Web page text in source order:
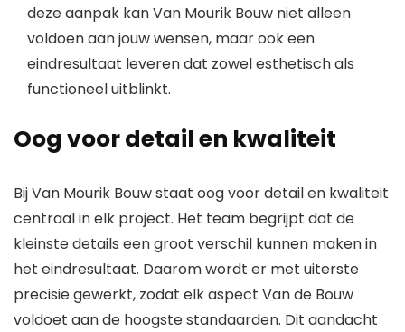
deze aanpak kan Van Mourik Bouw niet alleen
voldoen aan jouw wensen, maar ook een
eindresultaat leveren dat zowel esthetisch als
functioneel uitblinkt.
Oog voor detail en kwaliteit
Bij Van Mourik Bouw staat oog voor detail en kwaliteit
centraal in elk project. Het team begrijpt dat de
kleinste details een groot verschil kunnen maken in
het eindresultaat. Daarom wordt er met uiterste
precisie gewerkt, zodat elk aspect Van de Bouw
voldoet aan de hoogste standaarden. Dit aandacht